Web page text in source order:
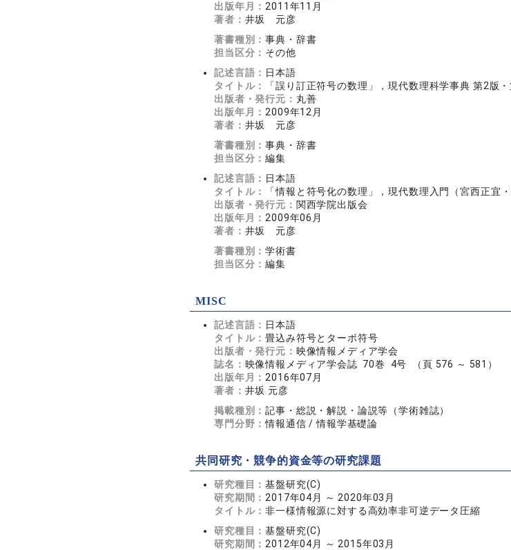
出版年月： 2011年11月
著者： 井坂 元彦
著書種別：事典・辞書
担当区分： その他
記述言語： 日本語
タイトル：
「誤り訂正符号の数理」，現代数理科学事典 第2版
出版者・発行元： 丸善
出版年月： 2009年12月
著者： 井坂 元彦
著書種別：事典・辞書
担当区分：編集
記述言語： 日本語
タイトル：
「情報と符号化の数理」，現代数理入門（宮西正宜
出版者・発行元： 関西学院出版会
出版年月： 2009年06月
著者： 井坂 元彦
著書種別：学術書
担当区分：編集
MISC
記述言語： 日本語
タイトル：畳込み符号とターボ符号
出版者・発行元： 映像情報メディア学会
誌名： 映像情報メディア学会誌 70巻 4号 （頁 576 ～ 581）
出版年月： 2016年07月
著者： 井坂 元彦
掲載種別：記事・総説・解説・論説等（学術雑誌）
専門分野：情報通信 / 情報学基礎論
共同研究・競争的資金等の研究課題
研究種目：基盤研究(C)
研究期間： 2017年04月 ～ 2020年03月
タイトル：非一様情報源に対する高効率非可逆データ圧縮
研究種目：基盤研究(C)
研究期間： 2012年04月 ～ 2015年03月